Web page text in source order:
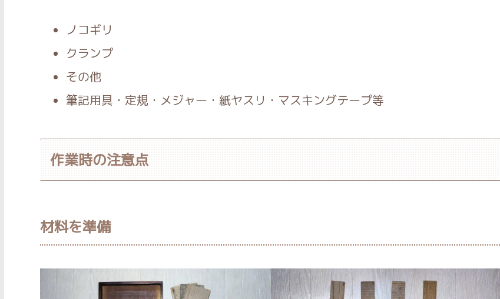
ノコギリ
クランプ
その他
筆記用具・定規・メジャー・紙ヤスリ・マスキングテープ等
作業時の注意点
材料を準備